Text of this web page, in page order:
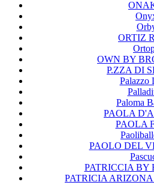
ORTIZ
OWN BY
P.ZZA DI
Palazzo
Paloma
PAOLA
PAOLA
PAOLO DEL
PATRICCIA BY
PATRICIA